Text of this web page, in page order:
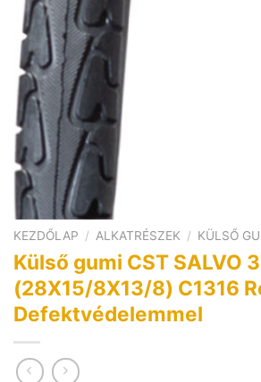
KEZDŐLAP / ALKATRÉSZEK / KÜLSŐ
Külső gumi CST SALVO
(28X15/8X13/8) C1316
Defektvédelemmel